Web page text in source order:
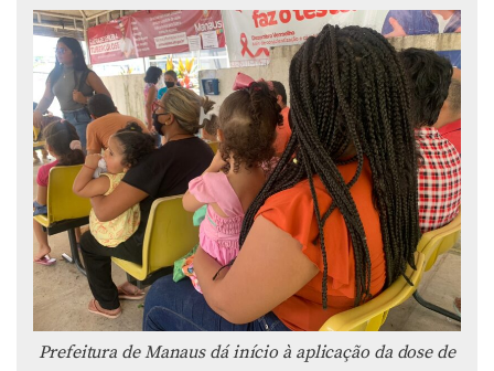
Prefeitura de Manaus dá início à aplicação da dose de